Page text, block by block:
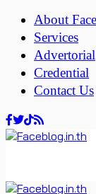
About
Services
Advertorial
Credential
Contact Us